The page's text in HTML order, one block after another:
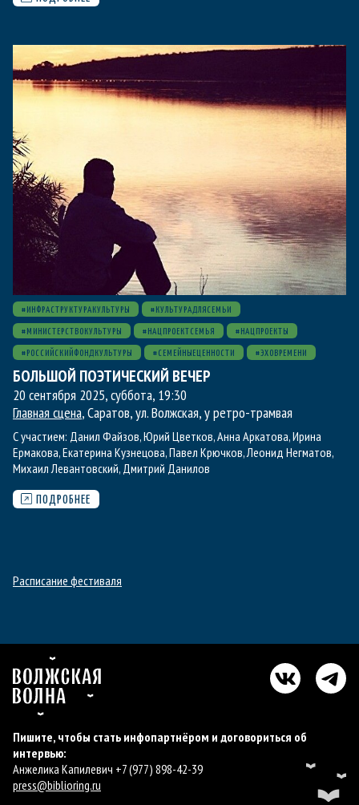
#ИНФРАСТРУКТУРАКУЛЬТУРЫ #КУЛЬТУРАДЛЯСЕМЬИ
#МИНИСТЕРСТВОКУЛЬТУРЫ #НАЦПРОЕКТСЕМЬЯ #НАЦПРОЕКТЫ
#РОССИЙСКИЙФОНДКУЛЬТУРЫ #СЕМЕЙНЫЕЦЕННОСТИ #ЭХОВРЕМЕНИ
БОЛЬШОЙ ПОЭТИЧЕСКИЙ ВЕЧЕР
20 сентября 2025, суббота, 19:30
Главная сцена, Саратов, ул. Волжская, у ретро-трамвая
С участием: Данил Файзов,Юрий Цветков,Анна Аркатова,Ирина
Ермакова,Екатерина Кузнецова,Павел Крючков,Леонид Негматов,
Михаил Левантовский, Дмитрий Данилов
ПОДРОБНЕЕ
Расписание фестиваля
Пишите, чтобы стать инфопартнёром и договориться об
интервью:
Анжелика Капилевич +7 (977) 898-42-39
press@biblioring.ru